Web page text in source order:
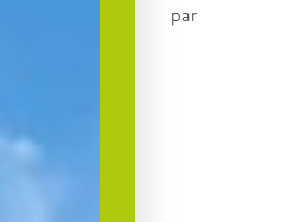
par